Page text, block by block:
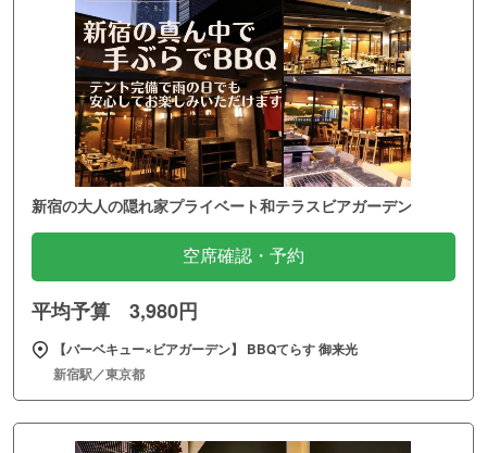
新宿の大人の隠れ家プライベート和テラスビアガーデン
空席確認・予約
平均予算 3,980円
【バーベキュー×ビアガーデン】 BBQてらす 御来光
新宿駅／東京都